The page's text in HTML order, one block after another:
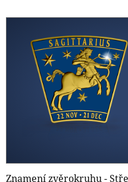
Znamení zvěrokruhu -